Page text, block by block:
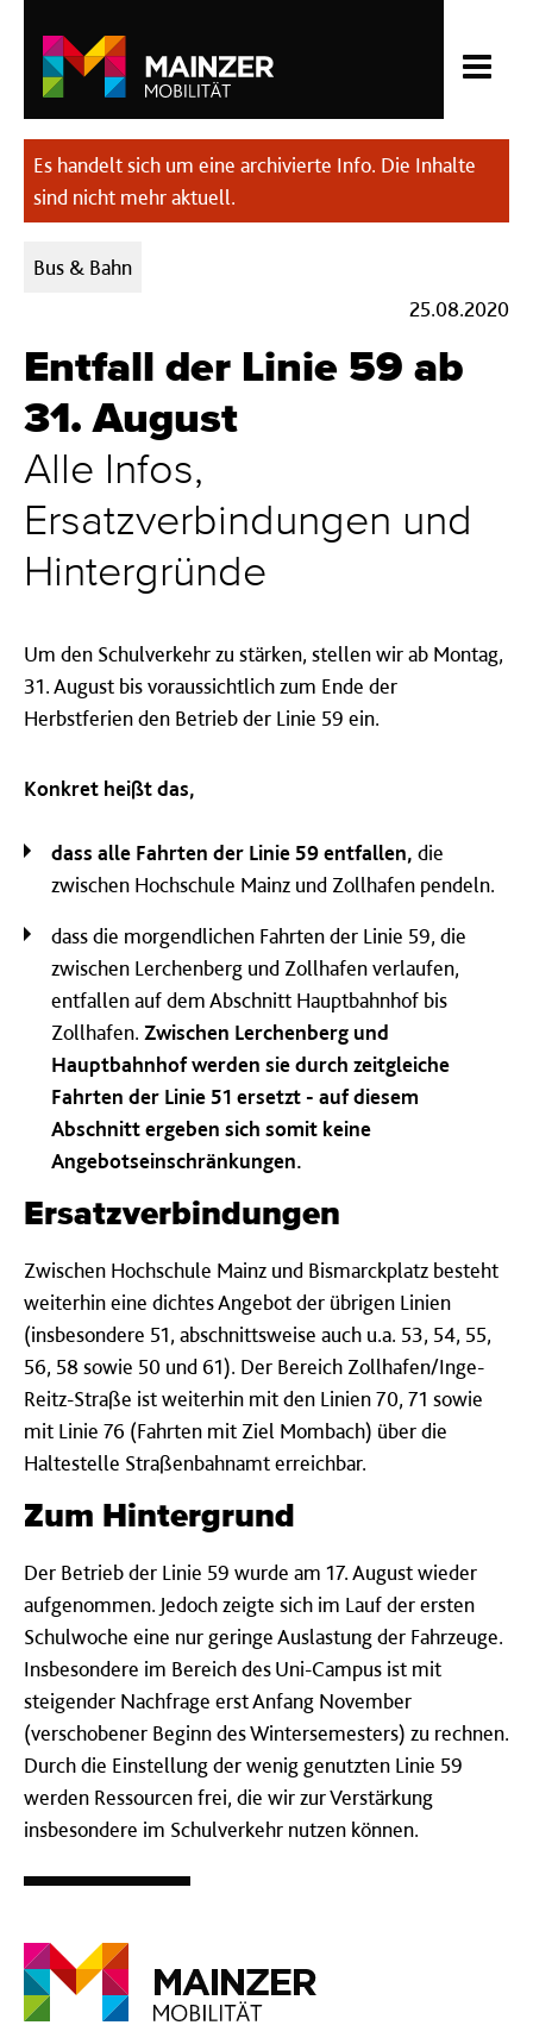
Es handelt sich um eine archivierte Info. Die Inhalte
sind nicht mehr aktuell.
Kategorien:
Bus & Bahn
25.08.2020
Entfall der Linie 59 ab
31. August
Alle Infos,
Ersatzverbindungen und
Hintergründe
Um den Schulverkehr zu stärken, stellen wir ab Montag,
31. August bis voraussichtlich zum Ende der
Herbstferien den Betrieb der Linie 59 ein.
Konkret heißt das,
dass alle Fahrten der Linie 59 entfallen, die
zwischen Hochschule Mainz und Zollhafen pendeln.
dass die morgendlichen Fahrten der Linie 59, die
zwischen Lerchenberg und Zollhafen verlaufen,
entfallen auf dem Abschnitt Hauptbahnhof bis
Zollhafen. Zwischen Lerchenberg und
Hauptbahnhof werden sie durch zeitgleiche
Fahrten der Linie 51 ersetzt - auf diesem
Abschnitt ergeben sich somit keine
Angebotseinschränkungen.
Ersatzverbindungen
Zwischen Hochschule Mainz und Bismarckplatz besteht
weiterhin eine dichtes Angebot der übrigen Linien
(insbesondere 51, abschnittsweise auch u.a. 53, 54, 55,
56, 58 sowie 50 und 61). Der Bereich Zollhafen/Inge-
Reitz-Straße ist weiterhin mit den Linien 70, 71 sowie
mit Linie 76 (Fahrten mit Ziel Mombach) über die
Haltestelle Straßenbahnamt erreichbar.
Zum Hintergrund
Der Betrieb der Linie 59 wurde am 17. August wieder
aufgenommen. Jedoch zeigte sich im Lauf der ersten
Schulwoche eine nur geringe Auslastung der Fahrzeuge.
Insbesondere im Bereich des Uni-Campus ist mit
steigender Nachfrage erst Anfang November
(verschobener Beginn des Wintersemesters) zu rechnen.
Durch die Einstellung der wenig genutzten Linie 59
werden Ressourcen frei, die wir zur Verstärkung
insbesondere im Schulverkehr nutzen können.